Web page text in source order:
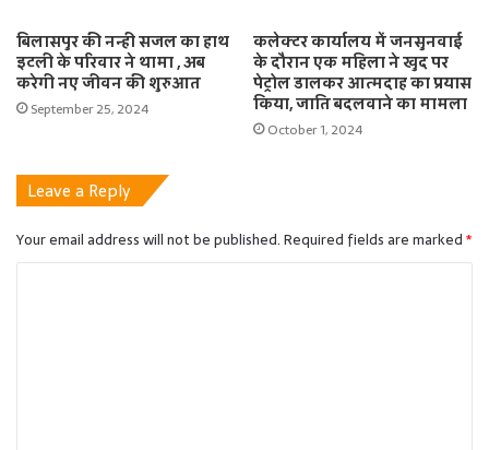
बिलासपुर की नन्ही सजल का हाथ
इटली के परिवार ने थामा , अब
करेगी नए जीवन की शुरुआत
September 25, 2024
कलेक्टर कार्यालय में जनसुनवाई
के दौरान एक महिला ने खुद पर
पेट्रोल डालकर आत्मदाह का प्रयास
किया, जाति बदलवाने का मामला
October 1, 2024
Leave a Reply
Your email address will not be published.Required fields are marked*